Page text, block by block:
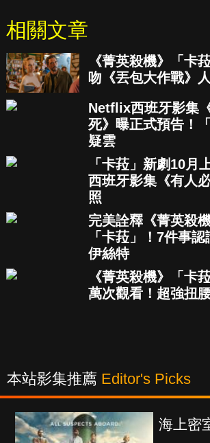
相關文章
《菁英殺機》「卡
吻《丟包大作戰》
Netflix西班牙影集
死》曝正式預告！
疑雲
「卡菈」新劇10月
西班牙影集《有人
照
完美詮釋《菁英殺
「卡菈」！7件事
伊絲特
《菁英殺機》「卡
萬次觀看！超強扭
本站影集推薦 Editor's Picks
海上密